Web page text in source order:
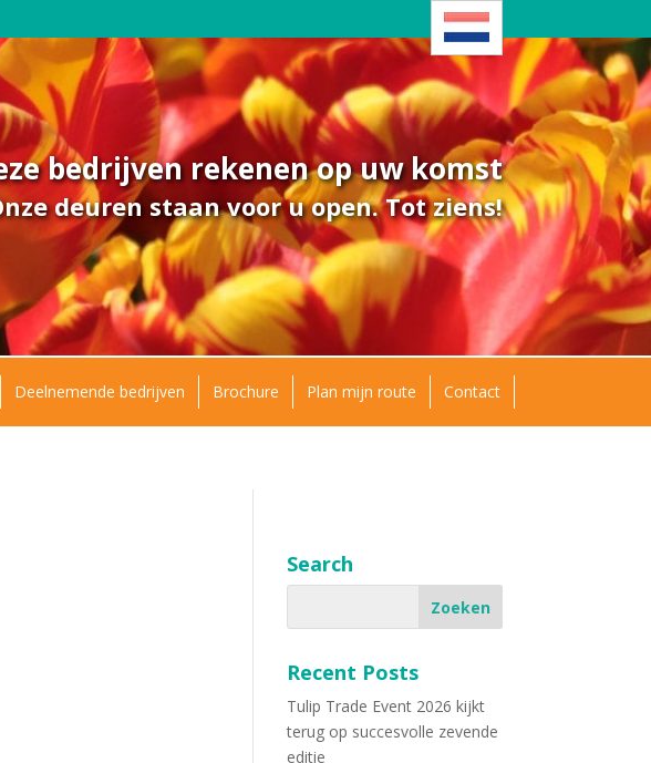
bedrijven rekenen op uw komst
deuren staan voor u open. Tot ziens!
Deelnemende bedrijven Brochure Plan mijn route Contact
Search
Recent Posts
Tulip Trade Event 2026 kijkt
terug op succesvolle zevende
editie